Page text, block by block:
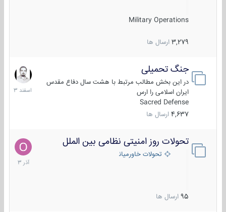
Military Operations
3,279 ارسال ها
جنگ تحمیلی
در این بخش مطالب مرتبط با هشت سال دفاع مقدس
ایران اسلامی را ارس
Sacred Defense
4,637 ارسال ها
20
اسفند
1403
تحولات روز امنیتی نظامی بین الملل
تحولات خاورمیانه
95 ارسال ها
21
آذر
1403